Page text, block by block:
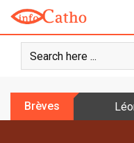
o
Brèves